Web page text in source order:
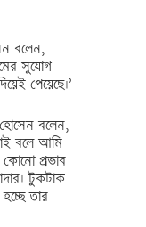
বলেন,
সুযোগ
পেয়েছে।’
বলেন,
বলে আমি
প্রভাব
টুকটাক
তার